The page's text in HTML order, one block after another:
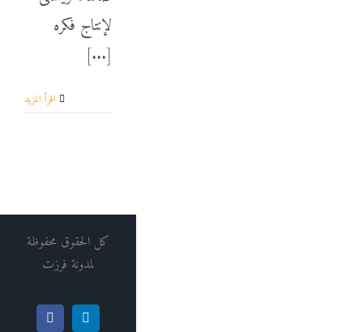
لإنتاج فكره
[...]
كل الحقوق محفوظة
لمدونة فرزت
LinkedIn
Facebook